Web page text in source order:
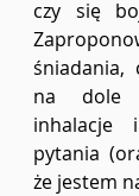
czy się
śniadania,
na dole
inhalacje
pytania
że jestem